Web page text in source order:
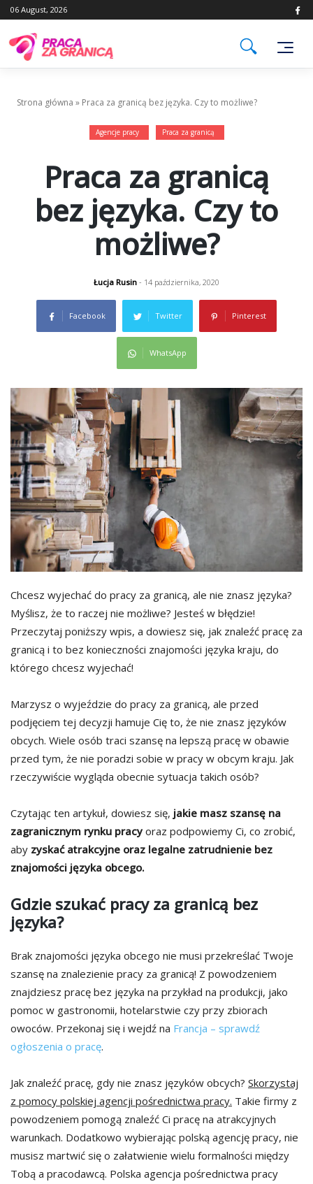
Skip
to
06 August, 2026
Strona główna » Praca za granicą bez języka. Czy to możliwe?
Agencje pracy Praca za granicą
Praca za granicą
bez języka. Czy to
możliwe?
Łucja Rusin - 14 października, 2020
Facebook Twitter Pinterest
WhatsApp
Chcesz wyjechać do pracy za granicą, ale nie znasz języka?
Myślisz, że to raczej nie możliwe? Jesteś w błędzie!
Przeczytaj poniższy wpis, a dowiesz się, jak znaleźć pracę za
granicą i to bez konieczności znajomości języka kraju, do
którego chcesz wyjechać!
Marzysz o wyjeździe do pracy za granicą, ale przed
podjęciem tej decyzji hamuje Cię to, że nie znasz języków
obcych. Wiele osób traci szansę na lepszą pracę w obawie
przed tym, że nie poradzi sobie w pracy w obcym kraju. Jak
rzeczywiście wygląda obecnie sytuacja takich osób?
Czytając ten artykuł, dowiesz się, jakie masz szansę na
zagranicznym rynku pracyoraz podpowiemy Ci, co zrobić,
aby zyskać atrakcyjne oraz legalne zatrudnienie bez
znajomości języka obcego.
Gdzie szukać pracy za granicą bez
języka?
Brak znajomości języka obcego nie musi przekreślać Twoje
szansę na znalezienie pracy za granicą! Z powodzeniem
znajdziesz pracę bez języka na przykład na produkcji, jako
pomoc w gastronomii, hotelarstwie czy przy zbiorach
owoców. Przekonaj się i wejdź na Francja – sprawdź
ogłoszenia o pracę.
Jak znaleźć pracę, gdy nie znasz języków obcych? Skorzystaj
z pomocy polskiej agencji pośrednictwa pracy. Takie firmy z
powodzeniem pomogą znaleźć Ci pracę na atrakcyjnych
warunkach. Dodatkowo wybierając polską agencję pracy, nie
musisz martwić się o załatwienie wielu formalności między
Tobą a pracodawcą. Polska agencja pośrednictwa pracy